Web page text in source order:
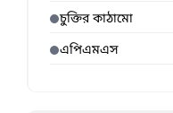
চুক্তির কাঠামো
এপিএমএস